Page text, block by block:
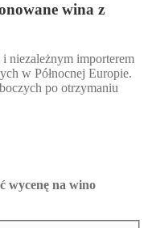
wina z
niezależnym importerem
w Północnej Europie.
po otrzymaniu
wycenę na wino